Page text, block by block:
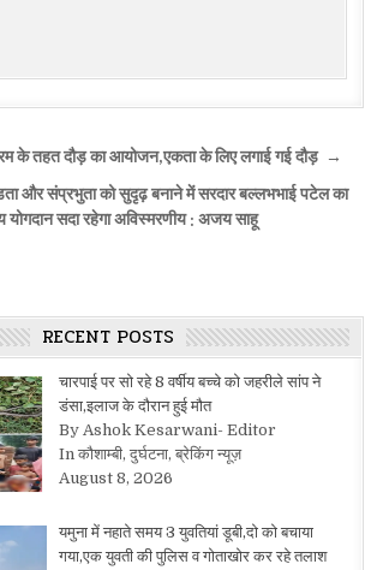
के तहत दौड़ का आयोजन,एकता के लिए लगाई गई दौड़ →
और संप्रभुता को सुदृढ़ बनाने में सरदार बल्लभभाई पटेल का
योगदान सदा रहेगा अविस्मरणीय : अजय साहू
RECENT POSTS
चारपाई पर सो रहे 8 वर्षीय बच्चे को जहरीले सांप ने
डंसा,इलाज के दौरान हुई मौत
By Ashok Kesarwani- Editor
In कौशाम्बी, दुर्घटना, ब्रेकिंग न्यूज़
August 8, 2026
यमुना में नहाते समय 3 युवतियां डूबी,दो को बचाया
गया,एक युवती की पुलिस व गोताखोर कर रहे तलाश